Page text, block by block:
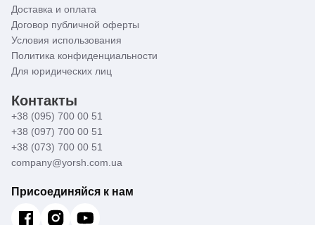
Доставка и оплата
Договор публичной оферты
Условия использования
Политика конфиденциальности
Для юридических лиц
Контакты
+38 (095) 700 00 51
+38 (097) 700 00 51
+38 (073) 700 00 51
company@yorsh.com.ua
Присоединяйся к нам